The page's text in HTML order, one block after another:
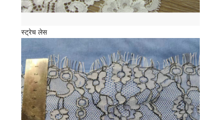
स्ट्रेच लेस